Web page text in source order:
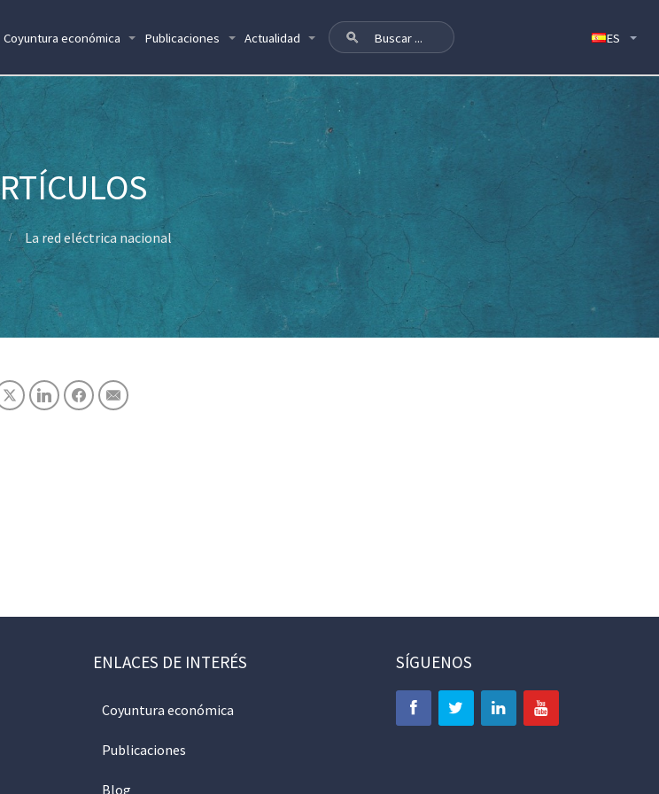
Coyuntura económica Publicaciones Actualidad
La red eléctrica nacional
ENLACES DE INTERÉS
Coyuntura económica
Publicaciones
Blog
SÍGUENOS